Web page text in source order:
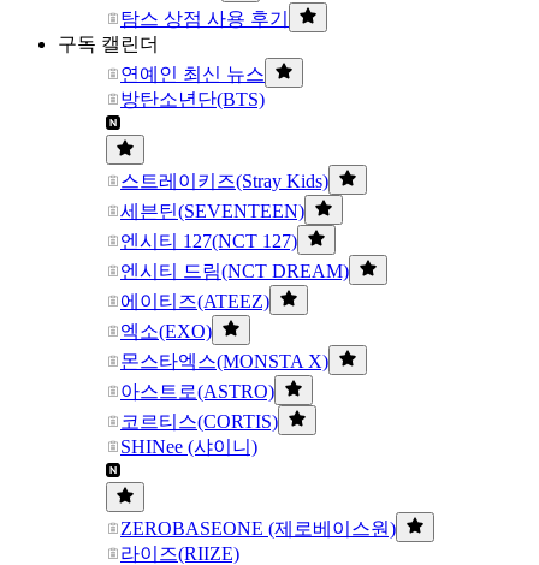
탐스 상점 사용 후기
구독 캘린더
연예인 최신 뉴스
방탄소년단(BTS)
스트레이키즈(Stray Kids)
세븐틴(SEVENTEEN)
엔시티 127(NCT 127)
엔시티 드림(NCT DREAM)
에이티즈(ATEEZ)
엑소(EXO)
몬스타엑스(MONSTA X)
아스트로(ASTRO)
코르티스(CORTIS)
SHINee (샤이니)
ZEROBASEONE (제로베이스원)
라이즈(RIIZE)